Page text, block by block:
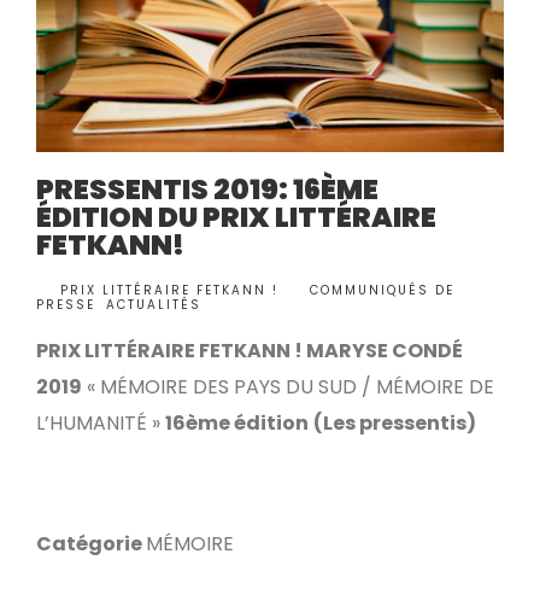
PRESSENTIS 2019: 16ÈME
ÉDITION DU PRIX LITTÉRAIRE
FETKANN!
PRIX LITTÉRAIRE FETKANN !
COMMUNIQUÉS DE
PRESSE
ACTUALITÉS
PRIX LITTÉRAIRE FETKANN ! MARYSE CONDÉ
2019 « MÉMOIRE DES PAYS DU SUD / MÉMOIRE DE
L’HUMANITÉ »16ème édition (Les pressentis)
CatégorieMÉMOIRE